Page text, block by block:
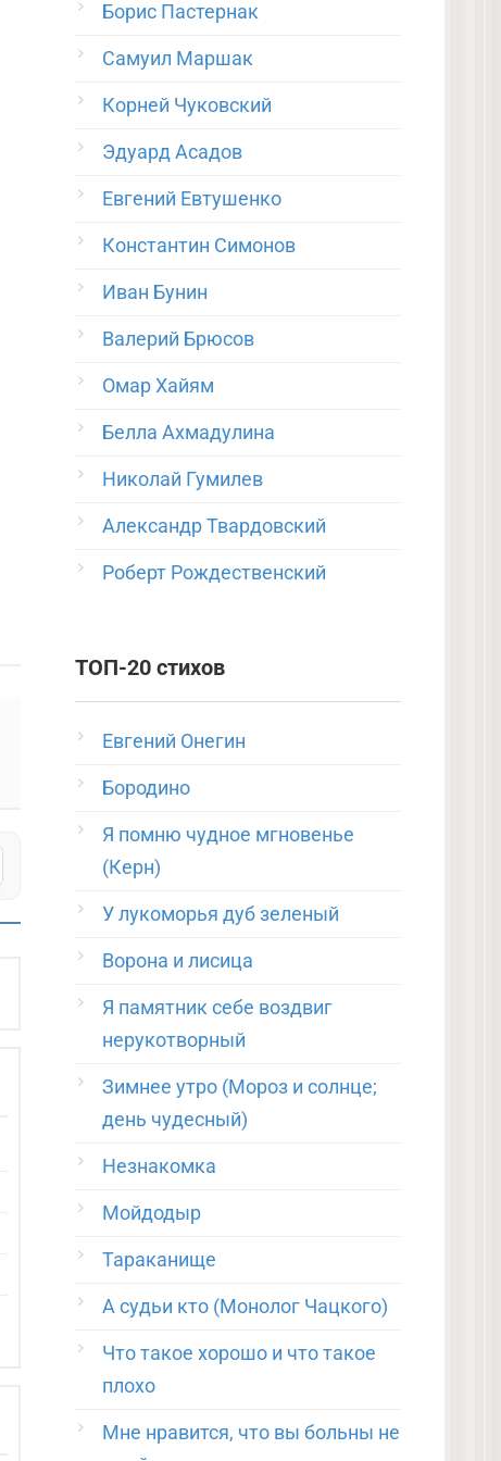
Борис Пастернак
Самуил Маршак
Корней Чуковский
Эдуард Асадов
Евгений Евтушенко
Константин Симонов
Иван Бунин
Валерий Брюсов
Омар Хайям
Белла Ахмадулина
Николай Гумилев
Александр Твардовский
Роберт Рождественский
ТОП-20 стихов
Евгений Онегин
Бородино
Я помню чудное мгновенье
(Керн)
У лукоморья дуб зеленый
Ворона и лисица
Я памятник себе воздвиг
нерукотворный
Зимнее утро (Мороз и солнце;
день чудесный)
Незнакомка
Мойдодыр
Тараканище
А судьи кто (Монолог Чацкого)
Что такое хорошо и что такое
плохо
Мне нравится, что вы больны не